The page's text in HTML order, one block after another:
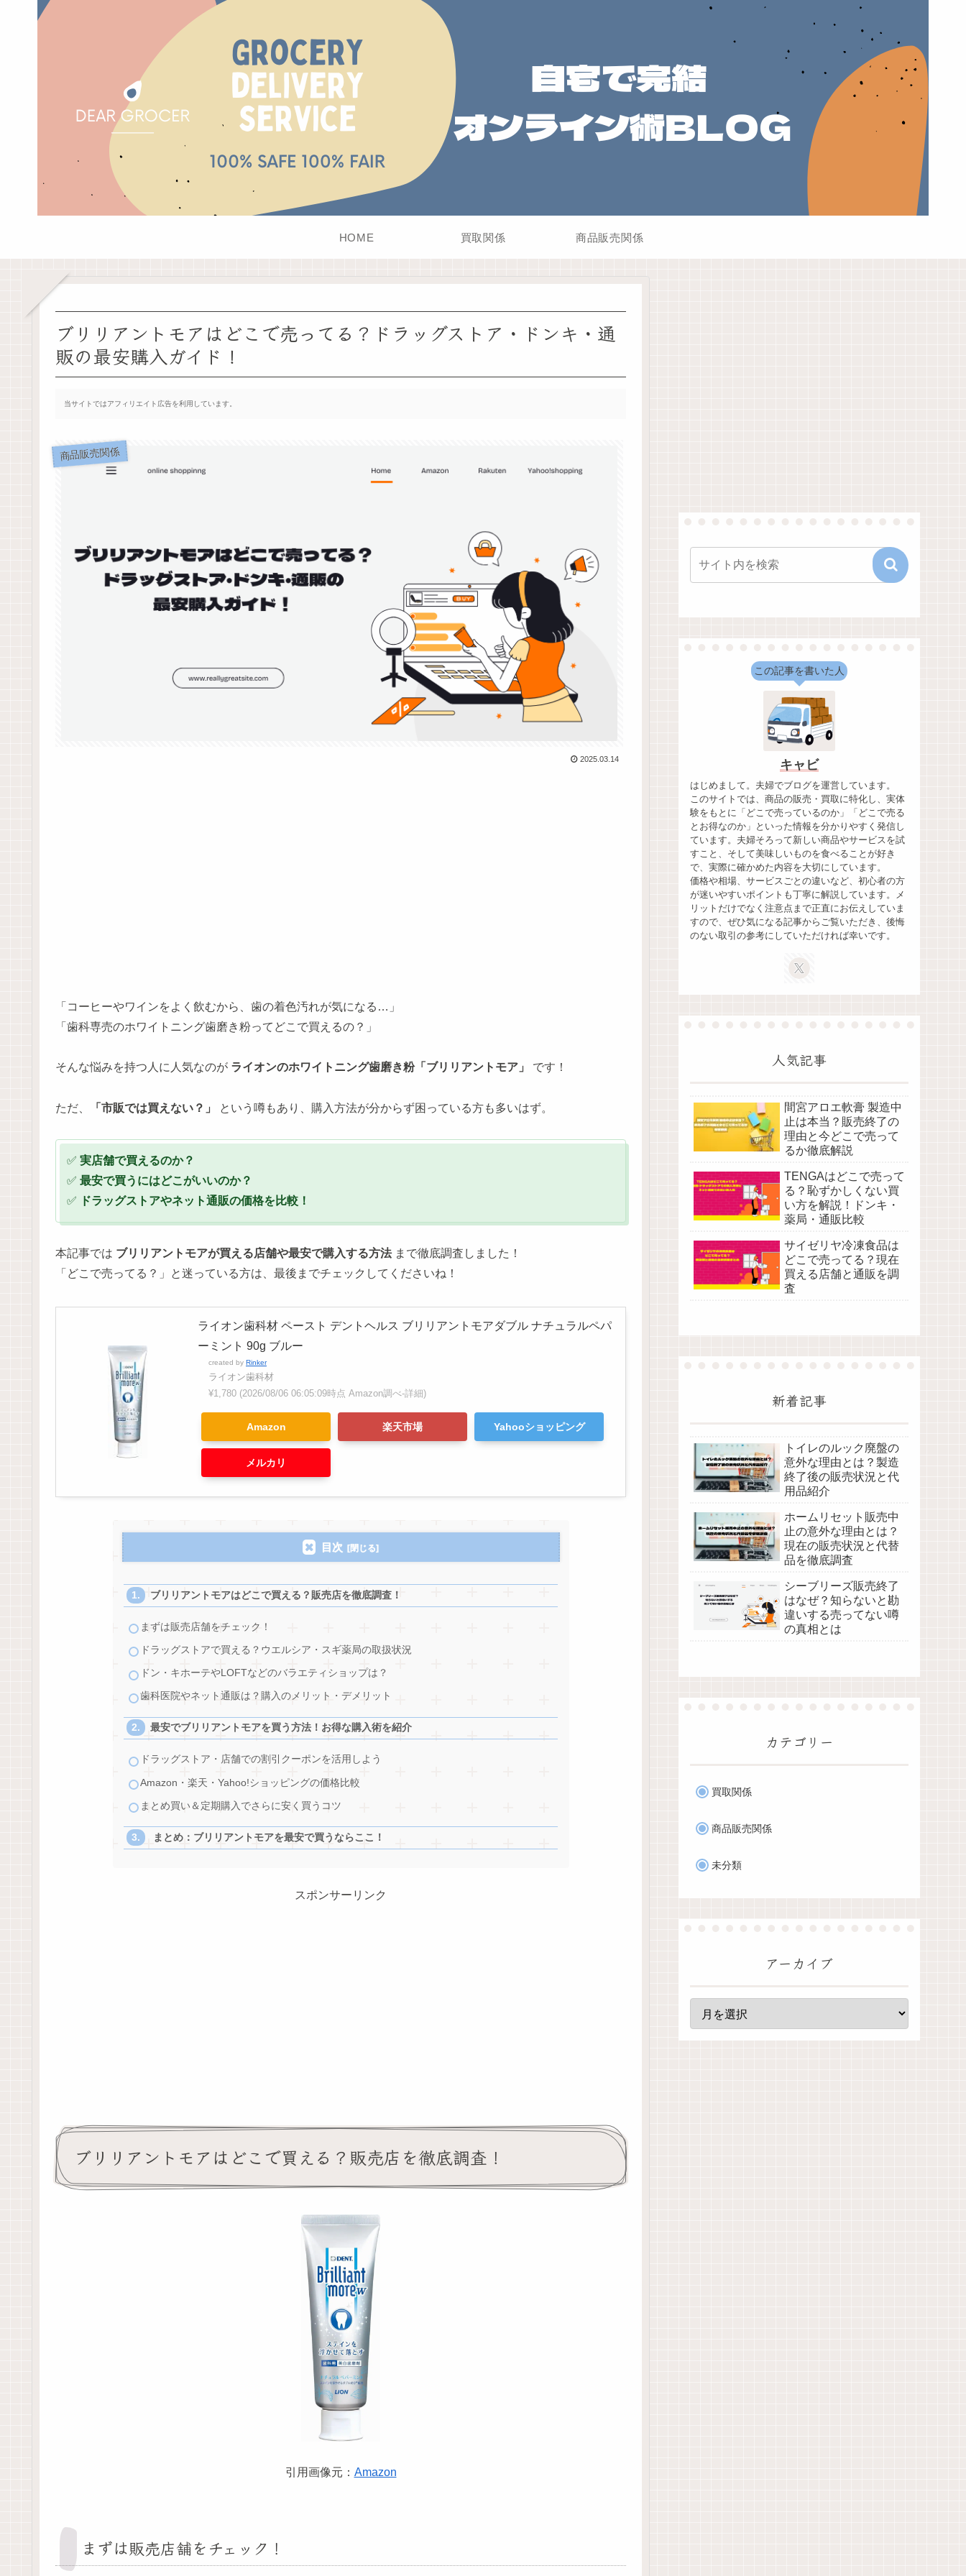
HOME 買取関係 商品販売関係
ブリリアントモアはどこで売ってる？ドラッグストア・ドンキ・通
販の最安購入ガイド！
当サイトではアフィリエイト広告を利用しています。
商品販売関係
2025.03.14
「コーヒーやワインをよく飲むから、歯の着色汚れが気になる…」
「歯科専売のホワイトニング歯磨き粉ってどこで買えるの？」
そんな悩みを持つ人に人気なのが ライオンのホワイトニング歯磨き粉「ブリリアントモア」 です！
ただ、 「市販では買えない？」 という噂もあり、購入方法が分からず困っている方も多いはず。
✅ 実店舗で買えるのか？
✅ 最安で買うにはどこがいいのか？
✅
ドラッグストアやネット通販の価格を比較！
本記事では ブリリアントモアが買える店舗や最安で購入する方法まで徹底調査しました！
「どこで売ってる？」と迷っている方は、最後までチェックしてくださいね！
ライオン歯科材 ペースト デントヘルス ブリリアントモアダブル ナチュラルペパ
ーミント 90g ブルー
created by Rinker
ライオン歯科材
¥1,780 (2026/08/06 06:05:09時点 Amazon調べ-詳細)
Amazon 楽天市場 Yahooショッピング
メルカリ
目次
ブリリアントモアはどこで買える？販売店を徹底調査！
まずは販売店舗をチェック！
ドラッグストアで買える？ウエルシア・スギ薬局の取扱状況
ドン・キホーテやLOFTなどのバラエティショップは？
歯科医院やネット通販は？購入のメリット・デメリット
最安でブリリアントモアを買う方法！お得な購入術を紹介
ドラッグストア・店舗での割引クーポンを活用しよう
Amazon・楽天・Yahoo!ショッピングの価格比較
まとめ買い＆定期購入でさらに安く買うコツ
まとめ：ブリリアントモアを最安で買うならここ！
スポンサーリンク
ブリリアントモアはどこで買える？販売店を徹底調査！
引用画像元： Amazon
まずは販売店舗をチェック！
この記事を書いた人
キャビ
はじめまして。夫婦でブログを運営しています。
このサイトでは、商品の販売・買取に特化し、実体
験をもとに「どこで売っているのか」「どこで売る
とお得なのか」といった情報を分かりやすく発信し
ています。夫婦そろって新しい商品やサービスを試
すこと、そして美味しいものを食べることが好き
で、実際に確かめた内容を大切にしています。
価格や相場、サービスごとの違いなど、初心者の方
が迷いやすいポイントも丁寧に解説しています。メ
リットだけでなく注意点まで正直にお伝えしていま
すので、ぜひ気になる記事からご覧いただき、後悔
のない取引の参考にしていただければ幸いです。
人気記事
間宮アロエ軟膏 製造中
止は本当？販売終了の
理由と今どこで売って
るか徹底解説
TENGAはどこで売って
る？恥ずかしくない買
い方を解説！ドンキ・
薬局・通販比較
サイゼリヤ冷凍食品は
どこで売ってる？現在
買える店舗と通販を調
査
新着記事
トイレのルック廃盤の
意外な理由とは？製造
終了後の販売状況と代
用品紹介
ホームリセット販売中
止の意外な理由とは？
現在の販売状況と代替
品を徹底調査
シーブリーズ販売終了
はなぜ？知らないと勘
違いする売ってない噂
の真相とは
カテゴリー
買取関係
商品販売関係
未分類
アーカイブ